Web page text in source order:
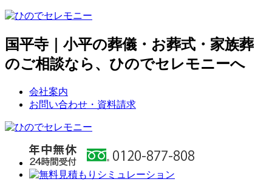
国平寺｜小平の葬儀・お葬式・家族葬
のご相談なら、ひのでセレモニーへ
会社案内
お問い合わせ・資料請求